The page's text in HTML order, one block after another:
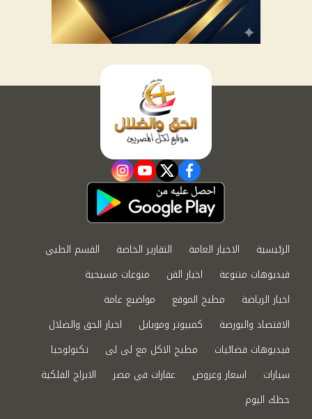
facebook
twitter
youtube
instagram
الرئيسية الاخبار العامة التقارير الخاصة
القسم الطبي
فيديوهات متنوعة
اخبار الفن
منوعات مسيحية
اخبار الرياضة
مطبخ الموقع
مواضيع عامة
الاقتصاد والبورصة
كمبيوتر وموبايل
اخبار الحق والضلال
فيديوهات فضائيات
مطبخ الاكل مع لى لى
تكنولوجيا
سيارات
اسعار وعروض عقارات في مصر
الابراج الفلكية
حظك اليوم